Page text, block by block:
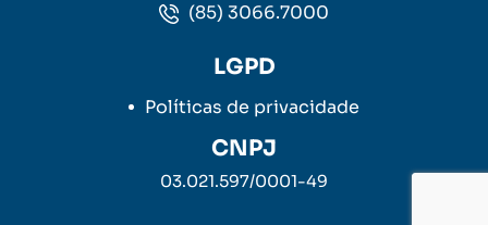
(85) 3066.7000
LGPD
Políticas de privacidade
CNPJ
03.021.597/0001-49